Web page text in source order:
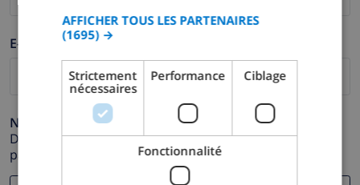
E-mail *
Numéro de téléphone *
Dans le cas où votre adresse e-mail ne fonctionnerait
pas correctement.
DANISH
AFFICHER TOUS LES PARTENAIRES
(1695) →
Strictement
nécessaires
Performance Ciblage
Fonctionnalité